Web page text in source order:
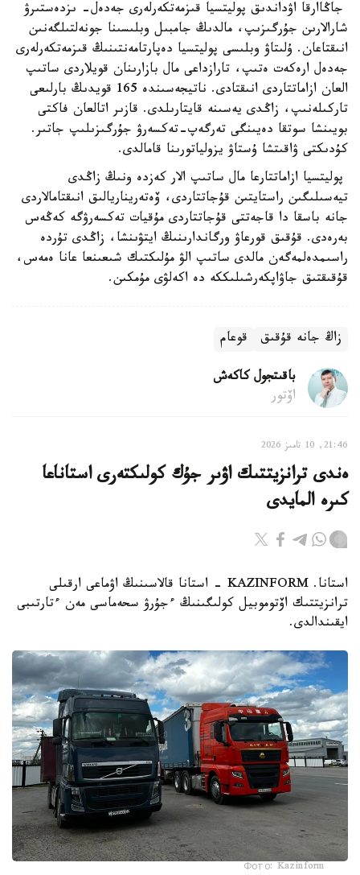
جاڭاارقا اۋداندىق پوليتسيا قىزمەتكەرلەرى جەدەل- ىزدەستىرۋ
شارالارىن جۇرگىزىپ، مالدىڭ جامبىل وبلىسىنا جونەلتىلگەنىن
انىقتاعان. ۇلىتاۋ وبلىسى پوليتسيا دەپارتامەنتىنىڭ قىزمەتكەرلەرى
جەدەل ارەكەت ەتىپ، تارازداعى مال بازارىنان قويلاردى ساتىپ
العان ازاماتتاردى انىقتادى. ناتيجەسىندە 165 قويدىڭ بارلىعى
تاركىلەنىپ، زاڭدى يەسىنە قايتارىلدى. قازىر اتالعان فاكتى
بويىنشا سوتقا دەيىنگى تەرگەپ-تەكسەرۋ جۇرگىزىلىپ جاتىر.
كۇدىكتى ۋاقىتشا ۇستاۋ يزولياتورىنا قامالدى.
پوليتسيا ازاماتتارعا مال ساتىپ الار كەزدە ونىڭ زاڭدى
تيەسىلىگىن راستايتىن قۇجاتتاردى، ۆەتەريناريالىق انىقتامالاردى
جانە باسقا دا قاجەتتى قۇجاتتاردى مۇقيات تەكسەرۋگە كەڭەس
بەرەدى. قۇقىق قورعاۋ ورگاندارىنىڭ ايتۋىنشا، زاڭدى تۇردە
راسىمدەلمەگەن مالدى ساتىپ الۋ مۇلىكتىك شىعىنعا عانا ەمەس،
قۇقىقتىق جاۋاپكەرشىلىككە دە اكەلۋى مۇمكىن.
زاڭ جانە قۇقىق قوعام
باقىتجول كاكەش
اۆتور
21:46, 10 تامىز 2026
ەندى ترانزيتتىك اۋىر جۇك كولىكتەرى استاناعا
كىرە المايدى
استانا. KAZINFORM - استانا قالاسىنىڭ اۋماعى ارقىلى
ترانزيتتىك اۆتوموبيل كولىگىنىڭ ءجۇرۋ سحەماسى مەن ءتارتىبى
ايقىندالدى.
Фото: Kazinform